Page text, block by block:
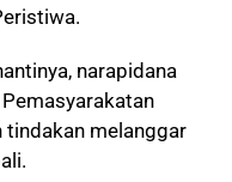
narapidana
tindakan melanggar